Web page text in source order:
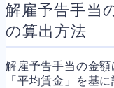
解雇予告手当
の算出方法
解雇予告手当の金
「平均賃金」を基